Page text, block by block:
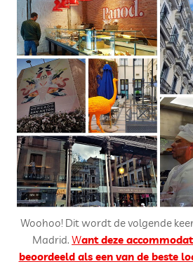
Woohoo! Dit wordt de volgende
Madrid. Want deze
beoordeeld als een van de beste